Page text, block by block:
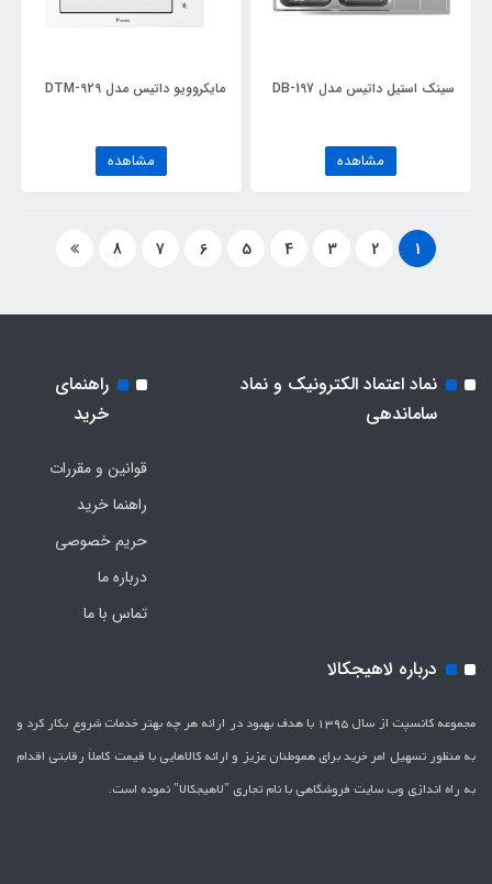
سینک استیل داتیس مدل DB-197
مشاهده
مایکروویو داتیس مدل DTM-929
مشاهده
1
2
3
4
5
6
7
8
نماد اعتماد الکترونیک و نماد
ساماندهی
راهنمای
خرید
قوانین و مقررات
راهنما خرید
حریم خصوصی
درباره ما
تماس با ما
درباره لاهیجکالا
مجموعه کانسپت از سال 1395 با هدف بهبود در ارائه هر چه بهتر خدمات شروع بکار کرد و
به منظور تسهیل امر خرید برای هموطنان عزیز و ارائه کالاهایی با قیمت کاملاَ رقابتی اقدام
به راه اندازی وب سایت فروشگاهی با نام تجاری "لاهیج­کالا" نموده است.